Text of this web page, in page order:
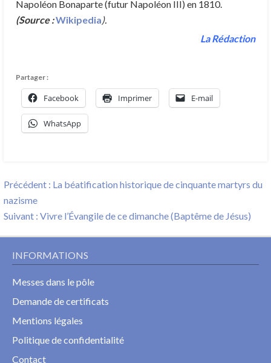
Napoléon Bonaparte (futur Napoléon III) en 1810.
(Source :Wikipedia).
La Rédaction
Partager :
Facebook Imprimer E-mail
WhatsApp
Navigation
de
l’article
Précédent : Previous
La béatification historique de cinquante martyrs du
nazisme
Suivant : Next
Vivre l’Évangile de ce dimanche (Baptême de Jésus)
INFORMATIONS
Messes dans le pôle
Demande de certificats
Mentions légales
Politique de confidentialité
Contact